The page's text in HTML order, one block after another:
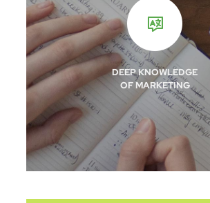
DEEP KNOWLEDGE
OF MARKETING